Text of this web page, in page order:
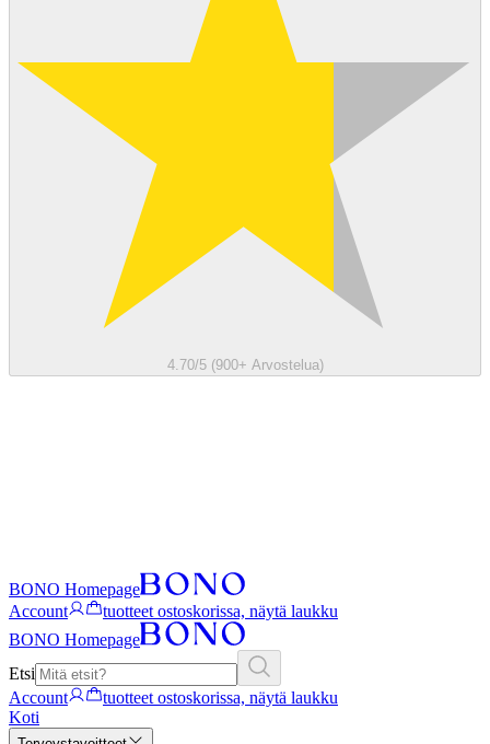
4.70/5 (900+ Arvostelua)
BONO Homepage
Account
tuotteet ostoskorissa, näytä laukku
BONO Homepage
Etsi
Account
tuotteet ostoskorissa, näytä laukku
Koti